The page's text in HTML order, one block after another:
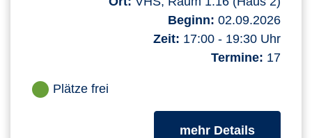
Beginn: 02.09.2026
Zeit: 17:00 - 19:30 Uhr
Termine: 17
Plätze frei
mehr Detailszum